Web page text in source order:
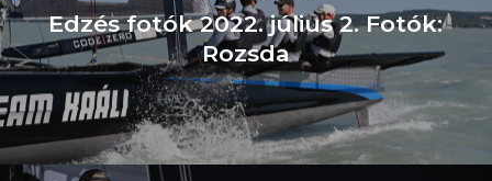
Edzés fotók 2022. július 2. Fotók:
Rozsda